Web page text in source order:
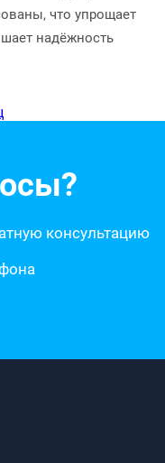
что упрощает
надёжность
консультацию